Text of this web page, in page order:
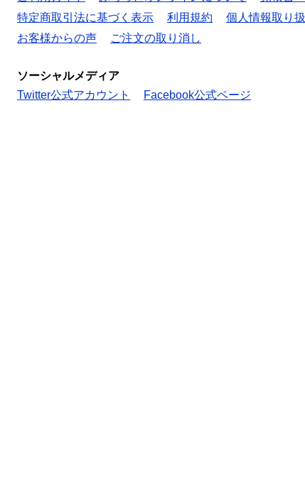
特定商取引法に基づく表示
利用規約 個人情報取り
お客様からの声
ご注文の取り消し
ソーシャルメディア
Twitter公式アカウント
Facebook公式ページ